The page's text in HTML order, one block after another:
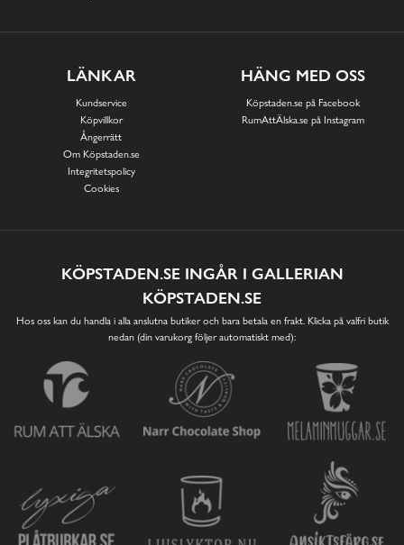
LÄNKAR
Kundservice
Köpvillkor
Ångerrätt
Om Köpstaden.se
Integritetspolicy
Cookies
HÄNG MED OSS
Köpstaden.se på Facebook
RumAttÄlska.se på Instagram
KÖPSTADEN.SE INGÅR I GALLERIAN
KÖPSTADEN.SE
Hos oss kan du handla i alla anslutna butiker och bara betala en frakt. Klicka på valfri butik
nedan (din varukorg följer automatiskt med):